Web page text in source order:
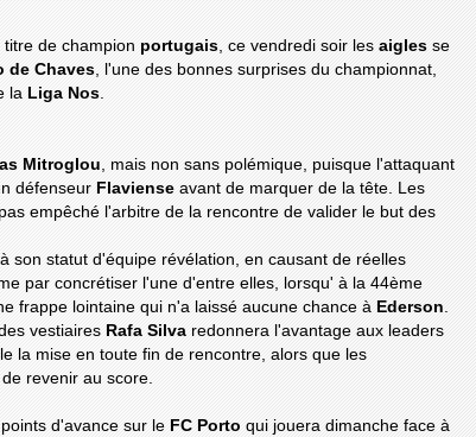
de champion portugais, ce vendredi soir les aigles se
de Chaves, l'une des bonnes surprises du championnat,
la Liga Nos.
Mitroglou, mais non sans polémique, puisque l'attaquant
défenseur Flaviense avant de marquer de la tête. Les
empêché l'arbitre de la rencontre de valider le but des
son statut d'équipe révélation, en causant de réelles
par concrétiser l'une d'entre elles, lorsqu' à la 44ème
frappe lointaine qui n'a laissé aucune chance à Ederson.
vestiaires Rafa Silva redonnera l'avantage aux leaders
la mise en toute fin de rencontre, alors que les
revenir au score.
d'avance sur le FC Porto qui jouera dimanche face à